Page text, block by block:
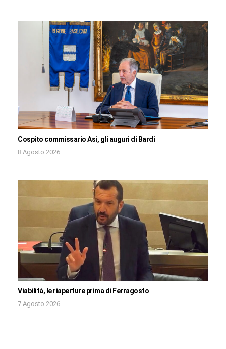
Cospito commissario Asi, gli auguri di Bardi
8 Agosto 2026
Viabilità, le riaperture prima di Ferragosto
7 Agosto 2026